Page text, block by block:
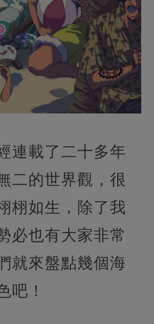
連載了二十多年
二的世界觀，很
栩如生，除了我
必也有大家非常
就來盤點幾個海
吧！